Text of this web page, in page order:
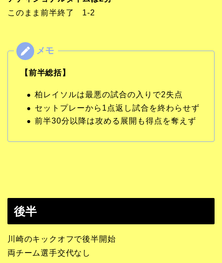
このまま前半終了 1-2
【前半総括】
柏レイソルは最悪の試合の入りで2失点
セットプレーから1点返し試合を終わらせず
前半30分以降は攻める展開も得点を奪えず
後半
川崎のキックオフで後半開始
両チーム選手交代なし